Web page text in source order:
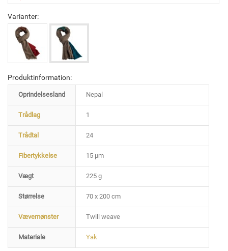
Varianter:
Produktinformation:
Oprindelsesland Nepal
Trådlag 1
Trådtal 24
Fibertykkelse 15 µm
Vægt 225 g
Størrelse 70 x 200 cm
Vævemønster Twill weave
Materiale Yak